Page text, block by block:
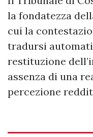
la fondatezza
cui la
tradursi
restituzione
assenza di una
percezione